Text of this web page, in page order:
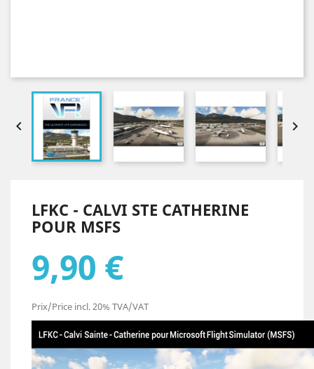
 
LFKC - CALVI STE CATHERINE
POUR MSFS
9,90 €
Prix/Price incl. 20% TVA/VAT